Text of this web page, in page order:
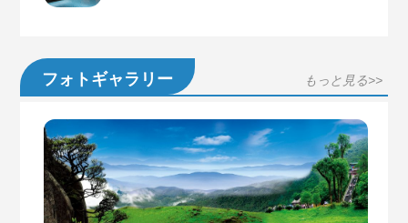
フォトギャラリー もっと見る>>